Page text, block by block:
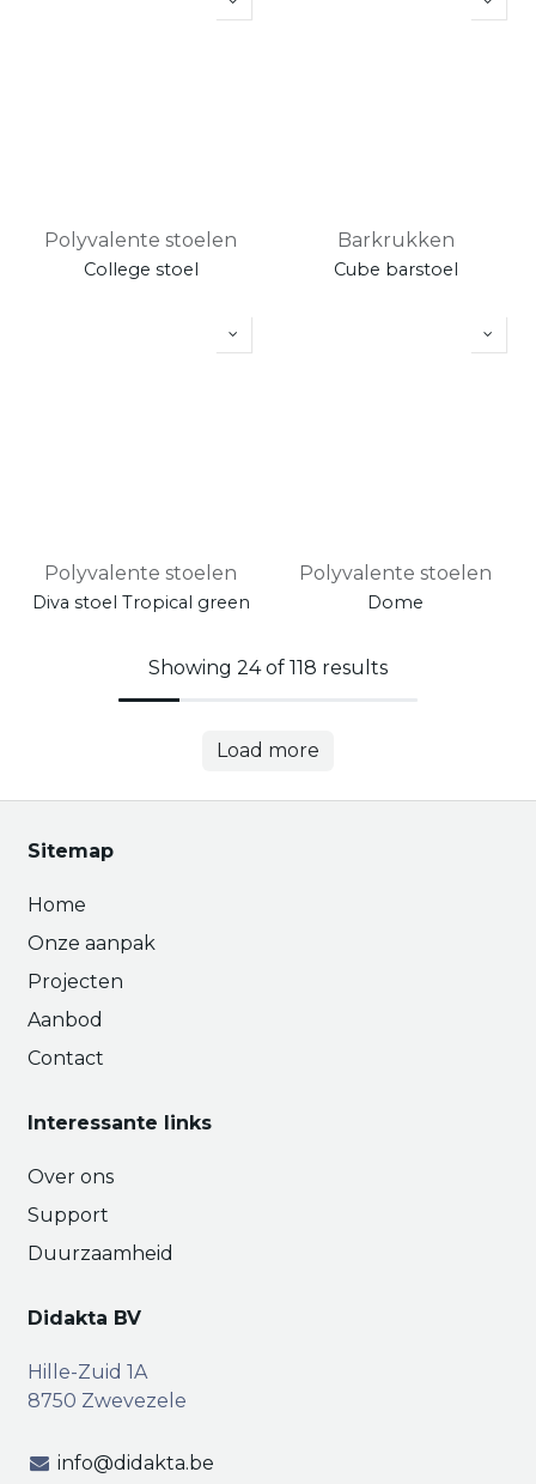
Polyvalente stoelen
College stoel
Barkrukken
Cube barstoel
Polyvalente stoelen
Diva stoel Tropical green
Polyvalente stoelen
Dome
Showing 24 of 118 results
Load more
Sitemap
Home
Onze aanpak
Projecten
Aanbod
Contact
Interessante links
Over ons
Support
Duurzaamheid
Didakta BV
Hille-Zuid 1A
8750 Zwevezele
info@didakta.be